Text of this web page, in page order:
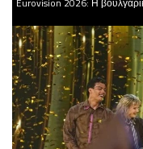
Eurovision 2026: Η